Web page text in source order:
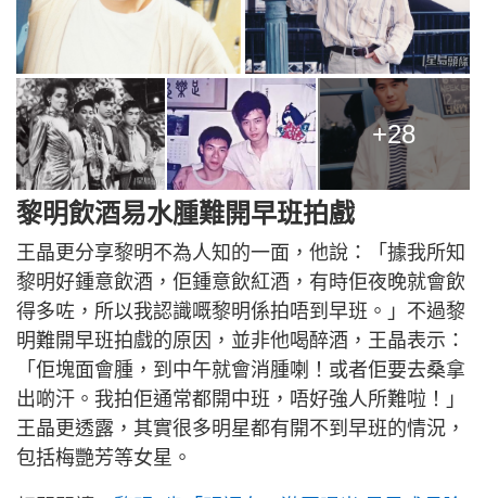
+28
黎明飲酒易水腫難開早班拍戲
王晶更分享黎明不為人知的一面，他說：「據我所知
黎明好鍾意飲酒，佢鍾意飲紅酒，有時佢夜晚就會飲
得多咗，所以我認識嘅黎明係拍唔到早班。」不過黎
明難開早班拍戲的原因，並非他喝醉酒，王晶表示：
「佢塊面會腫，到中午就會消腫喇！或者佢要去桑拿
出啲汗。我拍佢通常都開中班，唔好強人所難啦！」
王晶更透露，其實很多明星都有開不到早班的情況，
包括梅艷芳等女星。